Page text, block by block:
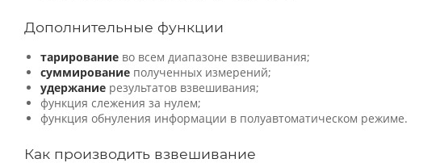
Дополнительные функции
тарирование во всем диапазоне взвешивания;
суммирование полученных измерений;
удержание результатов взвешивания;
функция слежения за нулем;
функция обнуления информации в полуавтоматическом режиме.
Как производить взвешивание